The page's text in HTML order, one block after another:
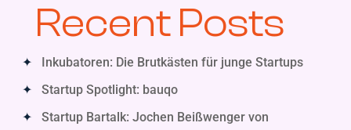
Recent Posts
Inkubatoren: Die Brutkästen für junge Startups
Startup Spotlight: bauqo
Startup Bartalk: Jochen Beißwenger von